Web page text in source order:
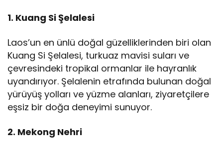
1. Kuang Si Şelalesi
Laos’un en ünlü doğal güzelliklerinden biri olan
Kuang Si Şelalesi, turkuaz mavisi suları ve
çevresindeki tropikal ormanlar ile hayranlık
uyandırıyor. Şelalenin etrafında bulunan doğal
yürüyüş yolları ve yüzme alanları, ziyaretçilere
eşsiz bir doğa deneyimi sunuyor.
2. Mekong Nehri